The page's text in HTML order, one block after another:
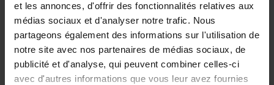
et les annonces, d'offrir des fonctionnalités relatives aux
médias sociaux et d'analyser notre trafic. Nous
partageons également des informations sur l'utilisation de
notre site avec nos partenaires de médias sociaux, de
publicité et d'analyse, qui peuvent combiner celles-ci
avec d'autres informations que vous leur avez fournies
Bracelet en résine avec clous - rouge
59.9930.00